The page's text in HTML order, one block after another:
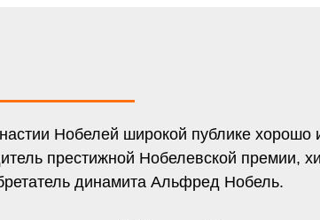
Нобелей широкой публике хорошо
престижной Нобелевской премии,
динамита Альфред Нобель.